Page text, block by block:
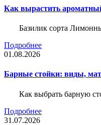
Как вырастить
Базилик сорта
Подробнее
01.08.2026
Барные стойки: виды,
Как выбрать барную
Подробнее
31.07.2026